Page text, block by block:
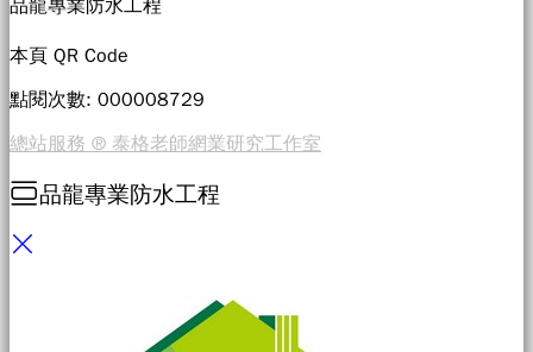
品龍專業防水工程
本頁 QR Code
點閱次數: 000008729
總站服務 ® 泰格老師網業研究工作室
品龍專業防水工程